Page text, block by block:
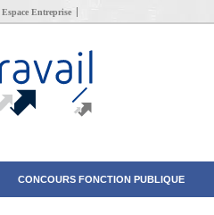
Espace Entreprise
CONCOURS FONCTION PUBLIQUE